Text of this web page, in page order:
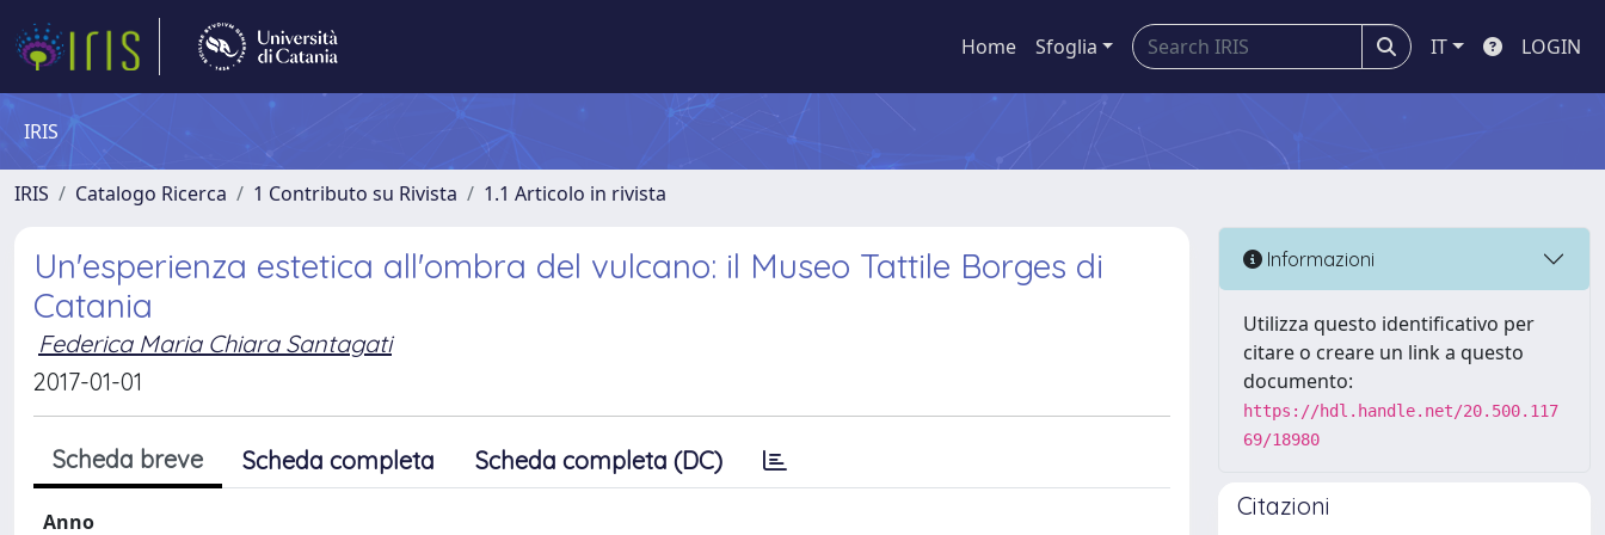
Home Sfoglia IT LOGIN
IRIS
IRIS Catalogo Ricerca 1 Contributo su Rivista 1.1 Articolo in rivista
Un'esperienza estetica all'ombra del vulcano: il Museo Tattile Borges di
Catania
Federica Maria Chiara Santagati
2017-01-01
Scheda breve Scheda completa Scheda completa (DC)
Anno
Informazioni
Utilizza questo identificativo per
citare o creare un link a questo
documento:
https://hdl.handle.net/20.500.117
69/18980
Citazioni